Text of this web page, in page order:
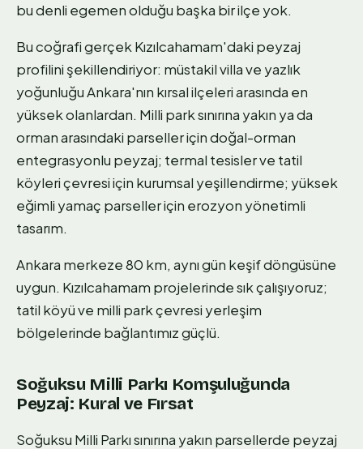
bu denli egemen olduğu başka bir ilçe yok.
Bu coğrafi gerçek Kızılcahamam'daki peyzaj
profilini şekillendiriyor: müstakil villa ve yazlık
yoğunluğu Ankara'nın kırsal ilçeleri arasında en
yüksek olanlardan. Milli park sınırına yakın ya da
orman arasındaki parseller için doğal-orman
entegrasyonlu peyzaj; termal tesisler ve tatil
köyleri çevresi için kurumsal yeşillendirme; yüksek
eğimli yamaç parseller için erozyon yönetimli
tasarım.
Ankara merkeze 80 km, aynı gün keşif döngüsüne
uygun. Kızılcahamam projelerinde sık çalışıyoruz;
tatil köyü ve milli park çevresi yerleşim
bölgelerinde bağlantımız güçlü.
Soğuksu Milli Parkı Komşuluğunda
Peyzaj: Kural ve Fırsat
Soğuksu Milli Parkı sınırına yakın parsellerde peyzaj